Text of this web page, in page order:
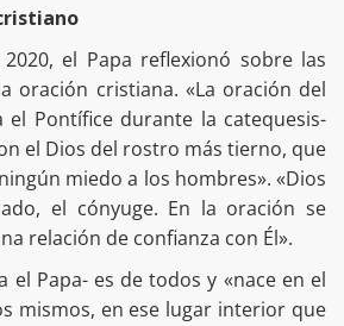
el Papa reflexionó sobre las
oración cristiana. «La oración del
el Pontífice durante la catequesis-
el Dios del rostro más tierno, que
miedo a los hombres». «Dios
el cónyuge. En la oración se
relación de confianza con Él».
el Papa- es de todos y «nace en el
mismos, en ese lugar interior que